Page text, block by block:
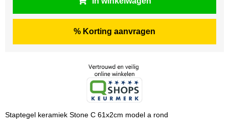
% Korting aanvragen
Staptegel keramiek Stone C 61x2cm model a rond